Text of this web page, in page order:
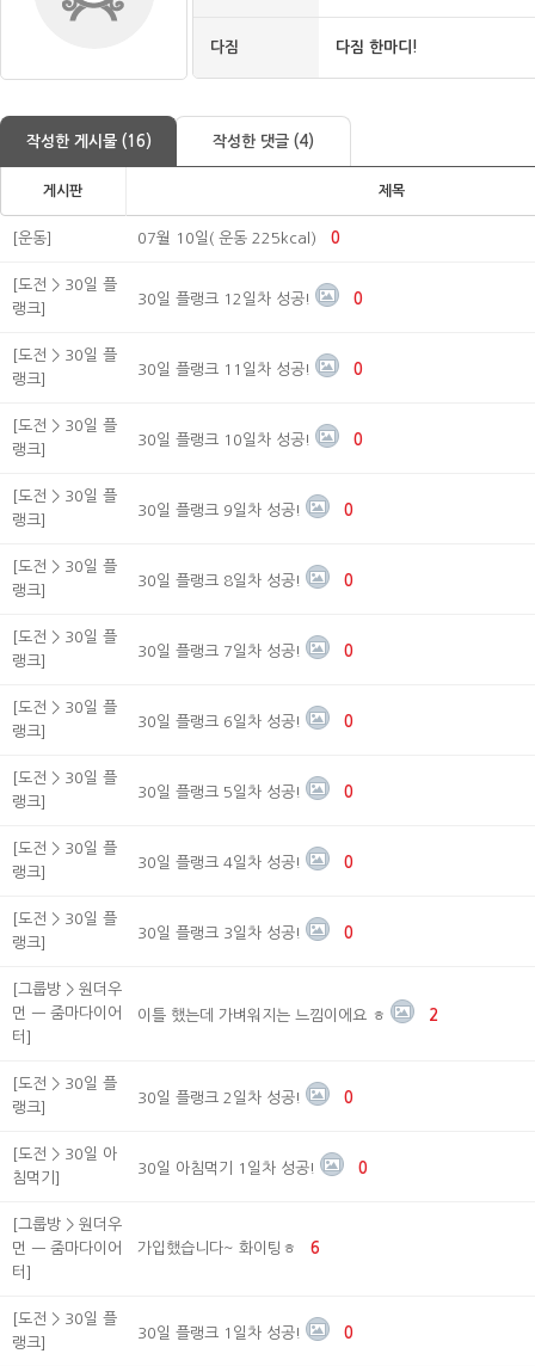
다짐 다짐 한마디!
작성한 게시물 (16) 작성한 댓글 (4)
게시판 제목
[운동] 07월 10일( 운동 225kcal) 0
[도전 > 30일 플
랭크]
30일 플랭크 12일차 성공! 0
[도전 > 30일 플
랭크]
30일 플랭크 11일차 성공! 0
[도전 > 30일 플
랭크]
30일 플랭크 10일차 성공! 0
[도전 > 30일 플
랭크]
30일 플랭크 9일차 성공! 0
[도전 > 30일 플
랭크]
30일 플랭크 8일차 성공! 0
[도전 > 30일 플
랭크]
30일 플랭크 7일차 성공! 0
[도전 > 30일 플
랭크]
30일 플랭크 6일차 성공! 0
[도전 > 30일 플
랭크]
30일 플랭크 5일차 성공! 0
[도전 > 30일 플
랭크]
30일 플랭크 4일차 성공! 0
[도전 > 30일 플
랭크]
30일 플랭크 3일차 성공! 0
[그룹방 > 원더우
먼 ㅡ 줌마다이어
터]
이틀 했는데 가벼워지는 느낌이에요 ㅎ 2
[도전 > 30일 플
랭크]
30일 플랭크 2일차 성공! 0
[도전 > 30일 아
침먹기]
30일 아침먹기 1일차 성공! 0
[그룹방 > 원더우
먼 ㅡ 줌마다이어
터]
가입했습니다~ 화이팅ㅎ 6
[도전 > 30일 플
랭크]
30일 플랭크 1일차 성공! 0